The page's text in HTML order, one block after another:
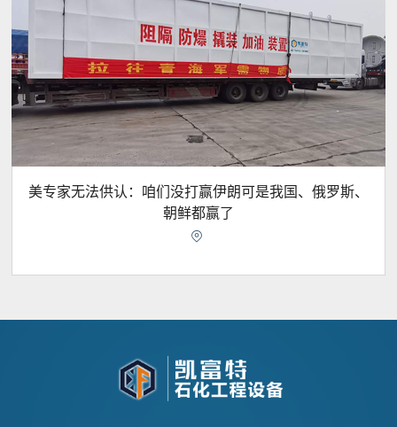
美专家无法供认：咱们没打赢伊朗可是我国、俄罗斯、
朝鲜都赢了
